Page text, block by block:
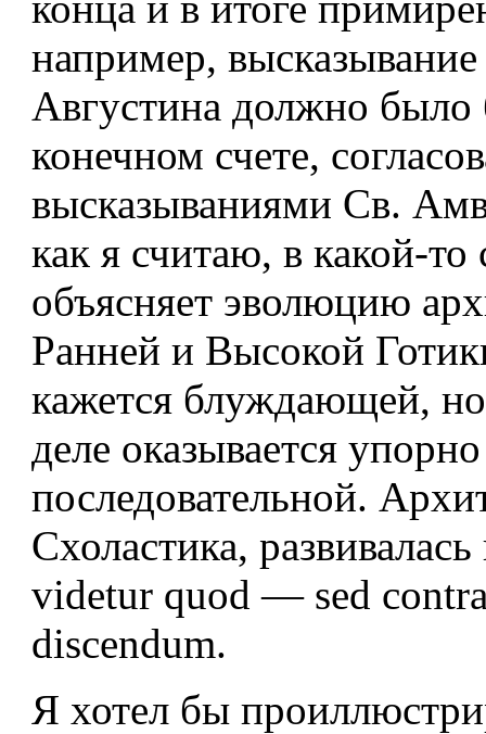
например,
Августина должно было
конечном счете,
высказываниями Св.
как я считаю, в какой-то
объясняет эволюцию
Ранней и Высокой
кажется блуждающей,
деле оказывается упорно
последовательной.
Схоластика,
videtur quod — sed
discendum.
Я хотел бы